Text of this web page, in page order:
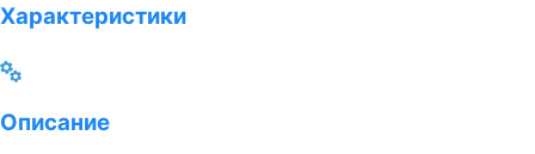
Характеристики
Описание